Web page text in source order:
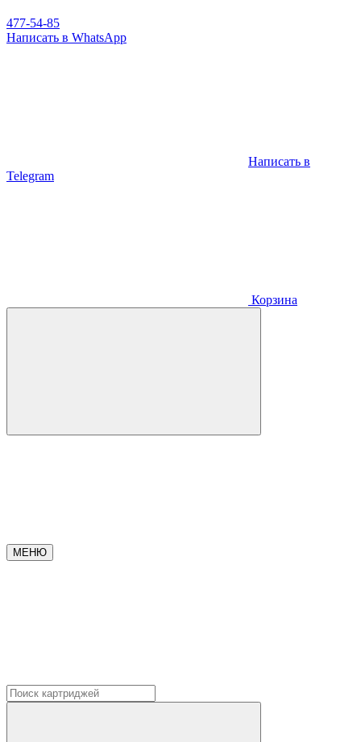
477-54-85
Написать в WhatsApp
Написать в
Telegram
Корзина
МЕНЮ